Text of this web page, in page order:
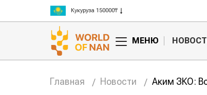
Рис 300000₸
Пшеница 3 класс 125000₸
МЕНЮ
Главная Новости Аким ЗКО: